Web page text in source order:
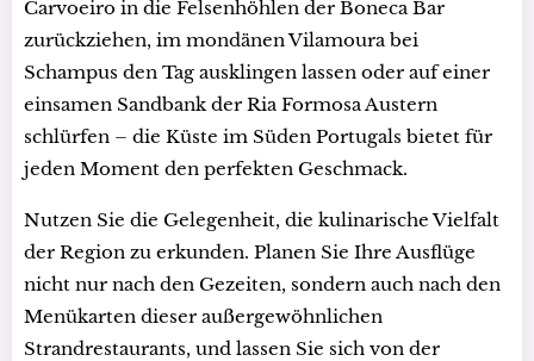
Carvoeiro in die Felsenhöhlen der Boneca Bar
zurückziehen, im mondänen Vilamoura bei
Schampus den Tag ausklingen lassen oder auf einer
einsamen Sandbank der Ria Formosa Austern
schlürfen – die Küste im Süden Portugals bietet für
jeden Moment den perfekten Geschmack.
Nutzen Sie die Gelegenheit, die kulinarische Vielfalt
der Region zu erkunden. Planen Sie Ihre Ausflüge
nicht nur nach den Gezeiten, sondern auch nach den
Menükarten dieser außergewöhnlichen
Strandrestaurants, und lassen Sie sich von der